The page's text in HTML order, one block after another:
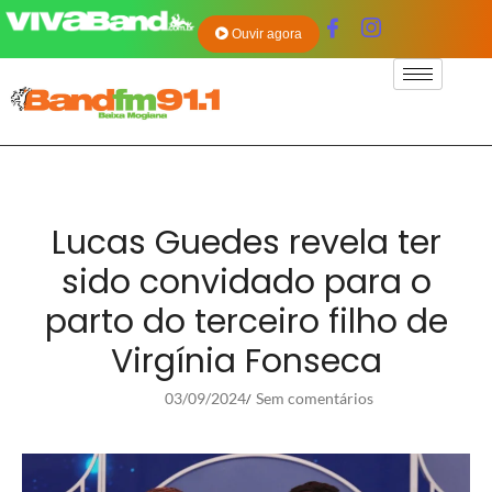
Ouvir agora
Lucas Guedes revela ter
sido convidado para o
parto do terceiro filho de
Virgínia Fonseca
03/09/2024/ Sem comentários